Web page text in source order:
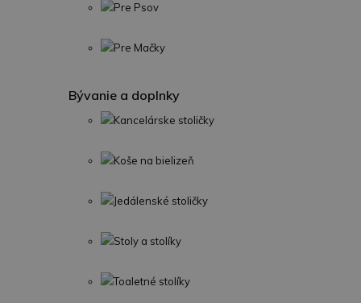
Pre Psov
Pre Mačky
Bývanie a doplnky
Kancelárske stoličky
Koše na bielizeň
Jedálenské stoličky
Stoly a stolíky
Toaletné stolíky